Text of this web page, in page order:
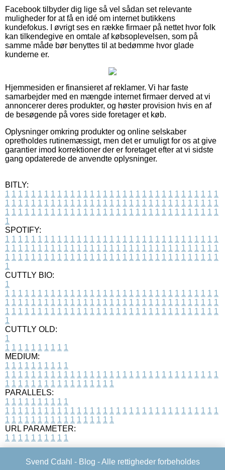
Facebook tilbyder dig lige så vel sådan set relevante
muligheder for at få en idé om internet butikkens
kundefokus. I øvrigt ses en række firmaer på nettet hvor folk
kan tilkendegive en omtale af købsoplevelsen, som på
samme måde bør benyttes til at bedømme hvor glade
kunderne er.
Hjemmesiden er finansieret af reklamer. Vi har faste
samarbejder med en mængde internet firmaer derved at vi
annoncerer deres produkter, og høster provision hvis en af
de besøgende på vores side foretager et køb.
Oplysninger omkring produkter og online selskaber
opretholdes rutinemæssigt, men det er umuligt for os at give
garantier imod korrektioner der er foretaget efter at vi sidste
gang opdaterede de anvendte oplysninger.
BITLY:
1 1 1 1 1 1 1 1 1 1 1 1 1 1 1 1 1 1 1 1 1 1 1 1 1 1 1 1 1 1 1 1 1
1 1 1 1 1 1 1 1 1 1 1 1 1 1 1 1 1 1 1 1 1 1 1 1 1 1 1 1 1 1 1 1 1
1 1 1 1 1 1 1 1 1 1 1 1 1 1 1 1 1 1 1 1 1 1 1 1 1 1 1 1 1 1 1 1 1
1
SPOTIFY:
1 1 1 1 1 1 1 1 1 1 1 1 1 1 1 1 1 1 1 1 1 1 1 1 1 1 1 1 1 1 1 1 1
1 1 1 1 1 1 1 1 1 1 1 1 1 1 1 1 1 1 1 1 1 1 1 1 1 1 1 1 1 1 1 1 1
1 1 1 1 1 1 1 1 1 1 1 1 1 1 1 1 1 1 1 1 1 1 1 1 1 1 1 1 1 1 1 1 1
1
CUTTLY BIO:
1
1 1 1 1 1 1 1 1 1 1 1 1 1 1 1 1 1 1 1 1 1 1 1 1 1 1 1 1 1 1 1 1 1
1 1 1 1 1 1 1 1 1 1 1 1 1 1 1 1 1 1 1 1 1 1 1 1 1 1 1 1 1 1 1 1 1
1 1 1 1 1 1 1 1 1 1 1 1 1 1 1 1 1 1 1 1 1 1 1 1 1 1 1 1 1 1 1 1 1
1
CUTTLY OLD:
1
1 1 1 1 1 1 1 1 1 1
MEDIUM:
1 1 1 1 1 1 1 1 1 1
1 1 1 1 1 1 1 1 1 1 1 1 1 1 1 1 1 1 1 1 1 1 1 1 1 1 1 1 1 1 1 1 1
1 1 1 1 1 1 1 1 1 1 1 1 1 1 1 1 1
PARALLELS:
1 1 1 1 1 1 1 1 1 1
1 1 1 1 1 1 1 1 1 1 1 1 1 1 1 1 1 1 1 1 1 1 1 1 1 1 1 1 1 1 1 1 1
1 1 1 1 1 1 1 1 1 1 1 1 1 1 1 1 1
URL PARAMETER:
1 1 1 1 1 1 1 1 1 1
Svend Cdahl - Blog - Alle rettigheder forbeholdes